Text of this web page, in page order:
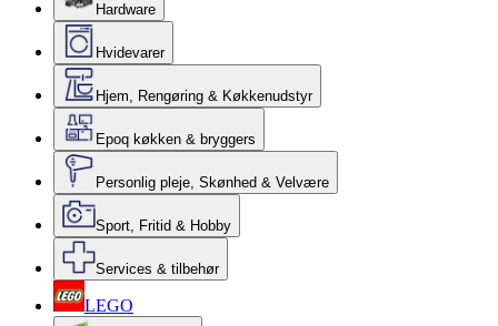
Hardware
Hvidevarer
Hjem, Rengøring & Køkkenudstyr
Epoq køkken & bryggers
Personlig pleje, Skønhed & Velvære
Sport, Fritid & Hobby
Services & tilbehør
LEGO